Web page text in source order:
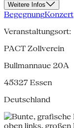
Weitere Infos
BegegnungKonzert
Veranstaltungsort:
PACT Zollverein
Bullmannaue 20A
45327 Essen
Deutschland